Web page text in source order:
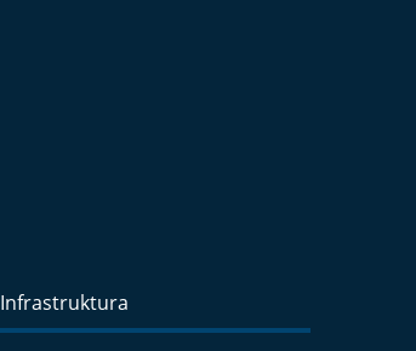
Infrastruktura